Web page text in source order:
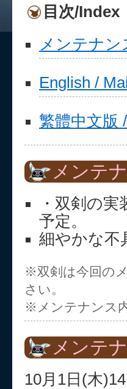
目次/Index
メンテナン
English /
繁體中文版
メンテ
・双剣の
予定。
細やかな不
※双剣は今回の
さい。
※メンテナンス
メンテ
10月1日(木